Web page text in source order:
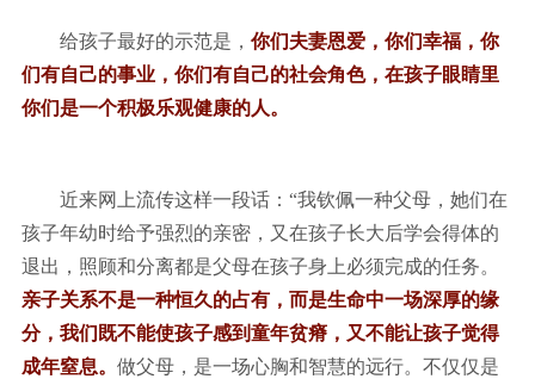
给孩子最好的示范是， 你们夫妻恩爱，你们幸福，你
们有自己的事业，你们有自己的社会角色，在孩子眼睛里
你们是一个积极乐观健康的人。
近来网上流传这样一段话：“我钦佩一种父母，她们在
孩子年幼时给予强烈的亲密，又在孩子长大后学会得体的
退出，照顾和分离都是父母在孩子身上必须完成的任务。
亲子关系不是一种恒久的占有，而是生命中一场深厚的缘
分，我们既不能使孩子感到童年贫瘠，又不能让孩子觉得
成年窒息。 做父母，是一场心胸和智慧的远行。不仅仅是